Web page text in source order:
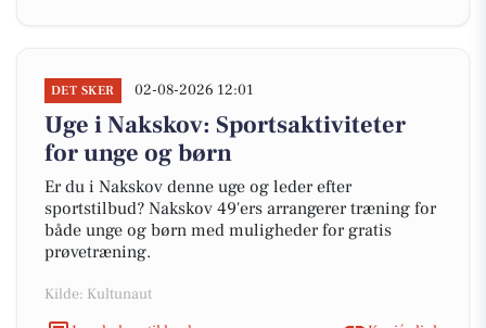
DET SKER 02-08-2026 12:01
Uge i Nakskov: Sportsaktiviteter
for unge og børn
Er du i Nakskov denne uge og leder efter
sportstilbud? Nakskov 49'ers arrangerer træning for
både unge og børn med muligheder for gratis
prøvetræning.
Kilde: Kultunaut